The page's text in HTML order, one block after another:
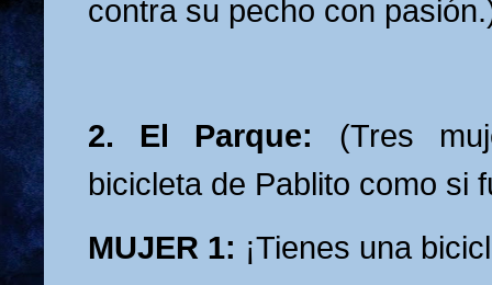
contra su pecho con
2. El Parque:
(Tres
bicicleta de Pablito como si
MUJER 1: ¡Tienes una